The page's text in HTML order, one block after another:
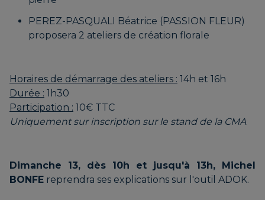
FAUTEUILS DE FLORE
GENEVIÈVE
PEREZ-PASQUALI Béatrice (PASSION FLEUR)
proposera 2 ateliers de création florale
Horaires de démarrage des ateliers : 14h et 16h
Durée : 1h30
Participation : 10€ TTC
Uniquement sur inscription sur le stand de la CMA
Dimanche 13, dès 10h et jusqu'à 13h, Michel
BONFE reprendra ses explications sur l'outil ADOK.